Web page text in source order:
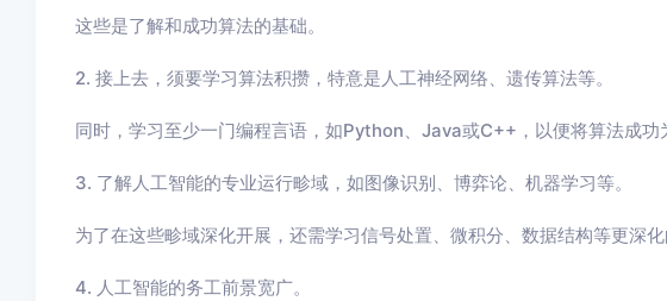
这些是了解和成功算法的基础。
2. 接上去，须要学习算法积攒，特意是人工神经网络、遗传算法等。
同时，学习至少一门编程言语，如Python、Java或C++，以便将算法成功
3. 了解人工智能的专业运行畛域，如图像识别、博弈论、机器学习等。
为了在这些畛域深化开展，还需学习信号处置、微积分、数据结构等更深化
4. 人工智能的务工前景宽广。